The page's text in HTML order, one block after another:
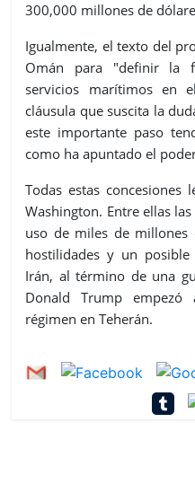
300,000 millones de
Igualmente, el texto del
Omán para "definir la
servicios marítimos en
cláusula que suscita la
este importante paso
como ha apuntado el
Todas estas
Washington. Entre ellas
uso de miles de millones
hostilidades y un
Irán, al término de una
Donald Trump
régimen en Teherán.